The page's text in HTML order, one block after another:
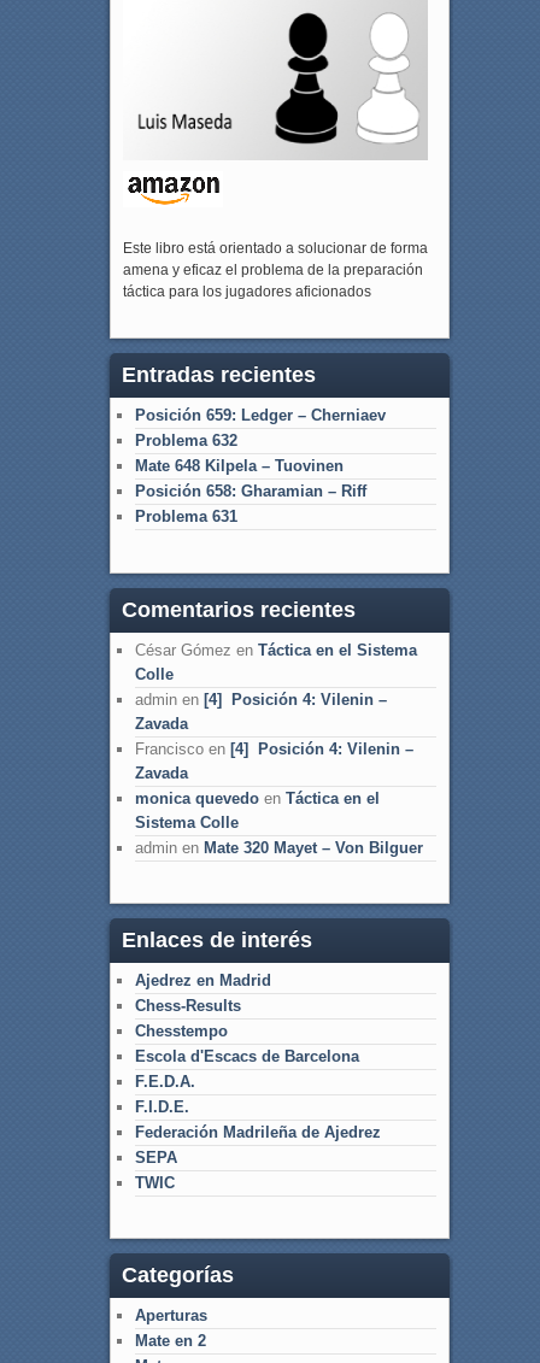
Este libro está orientado a solucionar de forma
amena y eficaz el problema de la preparación
táctica para los jugadores aficionados
Entradas recientes
Posición 659: Ledger – Cherniaev
Problema 632
Mate 648 Kilpela – Tuovinen
Posición 658: Gharamian – Riff
Problema 631
Comentarios recientes
César Gómez en Táctica en el Sistema
Colle
adminen [4] Posición 4: Vilenin –
Zavada
Franciscoen [4] Posición 4: Vilenin –
Zavada
monica quevedoen Táctica en el
Sistema Colle
adminen Mate 320 Mayet – Von Bilguer
Enlaces de interés
Ajedrez en Madrid
Chess-Results
Chesstempo
Escola d'Escacs de Barcelona
F.E.D.A.
F.I.D.E.
Federación Madrileña de Ajedrez
SEPA
TWIC
Categorías
Aperturas
Mate en 2